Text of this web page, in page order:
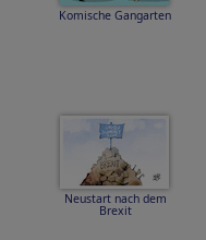
Komische Gangarten
Neustart nach dem
Brexit